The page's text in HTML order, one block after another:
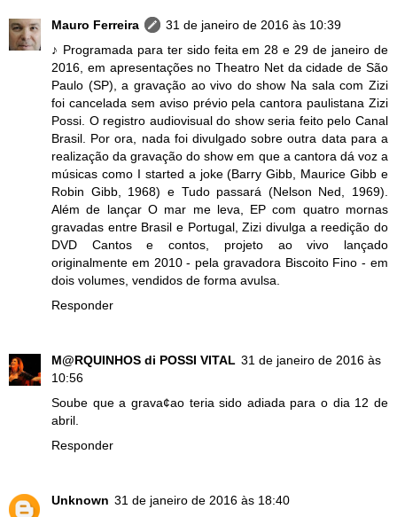
Mauro Ferreira
31 de janeiro de 2016 às 10:39
♪ Programada para ter sido feita em 28 e 29 de janeiro de
2016, em apresentações no Theatro Net da cidade de São
Paulo (SP), a gravação ao vivo do show Na sala com Zizi
foi cancelada sem aviso prévio pela cantora paulistana Zizi
Possi. O registro audiovisual do show seria feito pelo Canal
Brasil. Por ora, nada foi divulgado sobre outra data para a
realização da gravação do show em que a cantora dá voz a
músicas como I started a joke (Barry Gibb, Maurice Gibb e
Robin Gibb, 1968) e Tudo passará (Nelson Ned, 1969).
Além de lançar O mar me leva, EP com quatro mornas
gravadas entre Brasil e Portugal, Zizi divulga a reedição do
DVD Cantos e contos, projeto ao vivo lançado
originalmente em 2010 - pela gravadora Biscoito Fino - em
dois volumes, vendidos de forma avulsa.
Responder
M@RQUINHOS di POSSI VITAL 31 de janeiro de 2016 às
10:56
Soube que a grava¢ao teria sido adiada para o dia 12 de
abril.
Responder
Unknown 31 de janeiro de 2016 às 18:40